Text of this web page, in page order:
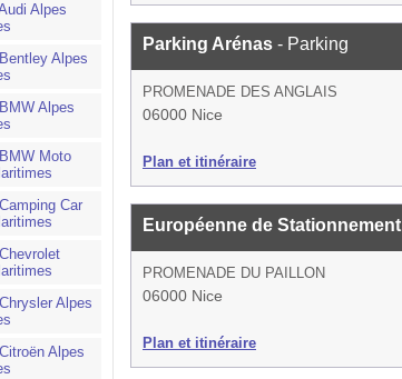
Alpes
Alpes
Alpes
Moto
Car
Alpes
Alpes
Parking Arénas - Parking
PROMENADE DES ANGLAIS
06000 Nice
Plan et itinéraire
Européenne de Stationnement
PROMENADE DU PAILLON
06000 Nice
Plan et itinéraire